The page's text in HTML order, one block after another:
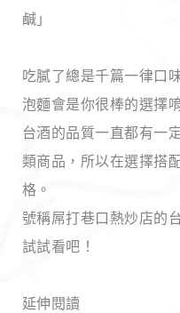
鹹」
吃膩了總是千篇一律口
泡麵會是你很棒的選擇唷
台酒的品質一直都有一
類商品，所以在選擇搭
格。
號稱屌打巷口熱炒店的
試試看吧！
延伸閱讀